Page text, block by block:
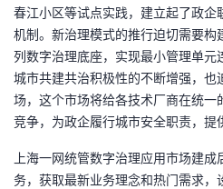
发
者
学
堂
Programs
的
支
持
我
春江小区等试点实践，建立起了政企
机制。新治理模式的推行迫切需要构
列数字治理底座，实现最小管理单元
城市共建共治积极性的不断增强，也
场，这个市场将给各技术厂商在统一
竞争，为政企履行城市安全职责，提
上海一网统管数字治理应用市场建
务，获取最新业务理念和热门需求，